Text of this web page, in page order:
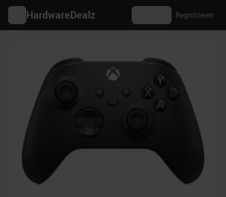
HardwareDealz Registrieren